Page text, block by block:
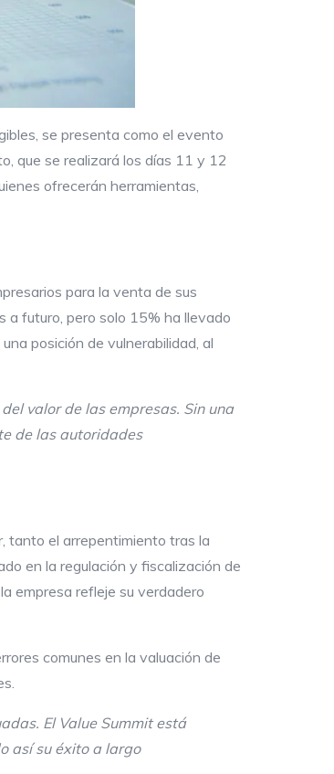
se presenta como el evento
que se realizará los días 11 y 12
ofrecerán herramientas,
para la venta de sus
a futuro, pero solo 15% ha llevado
posición de vulnerabilidad, al
valor de las empresas. Sin una
de las autoridades
tanto el arrepentimiento tras la
en la regulación y fiscalización de
empresa refleje su verdadero
comunes en la valuación de
El Value Summit está
así su éxito a largo